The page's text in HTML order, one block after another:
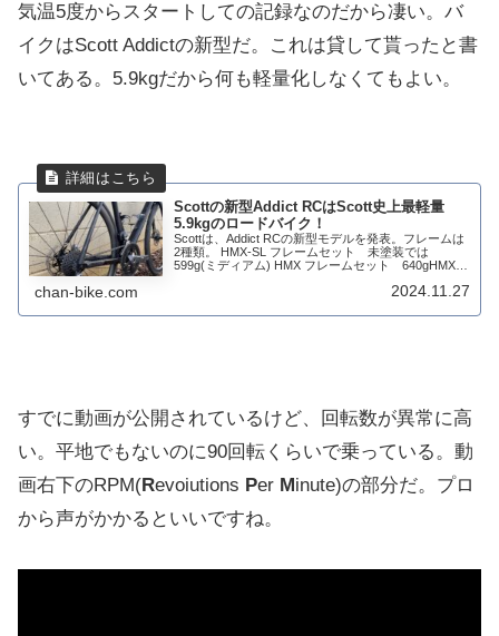
気温5度からスタートしての記録なのだから凄い。バ
イクはScott Addictの新型だ。これは貸して貰ったと書
いてある。5.9kgだから何も軽量化しなくてもよい。
Scottの新型Addict RCはScott史上最軽量
5.9kgのロードバイク！
Scottは、Addict RCの新型モデルを発表。フレームは
2種類。 HMX-SL フレームセット 未塗装では
599g(ミディアム) HMX フレームセット 640gHMX-
chan-bike.com 2024.11.27
すでに動画が公開されているけど、回転数が異常に高
い。平地でもないのに90回転くらいで乗っている。動
画右下のRPM(Revoiutions Per M inute)の部分だ。プロ
から声がかかるといいですね。